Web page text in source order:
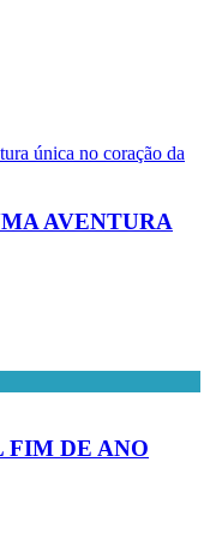
AVENTURA
FIM DE ANO